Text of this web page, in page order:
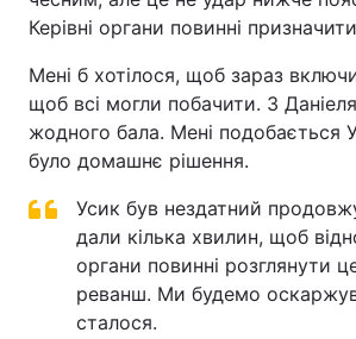
Тема оформлення
Керівні органи повинні
Мені б хотілося, щоб зараз
щоб всі могли побачити. З
жодного бала. Мені подобається
було домашнє рішення.
Усик був нездатний
дали кілька хвилин, щоб
органи повинні розглянути
реванш. Ми будемо
сталося.